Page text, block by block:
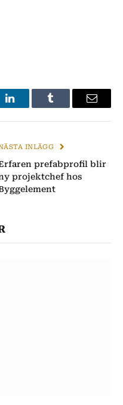
LinkedInTumblr
E-
INLÄGG
prefabprofil blir
projektchef hos